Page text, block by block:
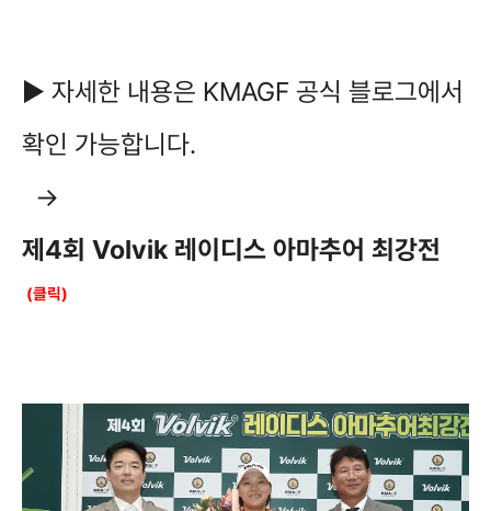
▶ 자세한 내용은 KMAGF 공식 블로그에서
확인 가능합니다.
→
제4회 Volvik 레이디스 아마추어 최강전
(클릭)